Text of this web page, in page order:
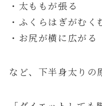
・太ももが張る
・ふくらはぎがむく
・お尻が横に広がる
など、下半身太りの